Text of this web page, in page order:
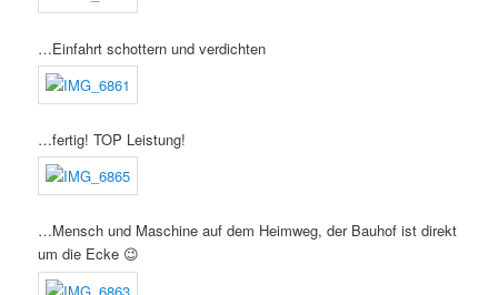
…Einfahrt schottern und verdichten
…fertig! TOP Leistung!
…Mensch und Maschine auf dem Heimweg, der Bauhof ist direkt
um die Ecke 😉